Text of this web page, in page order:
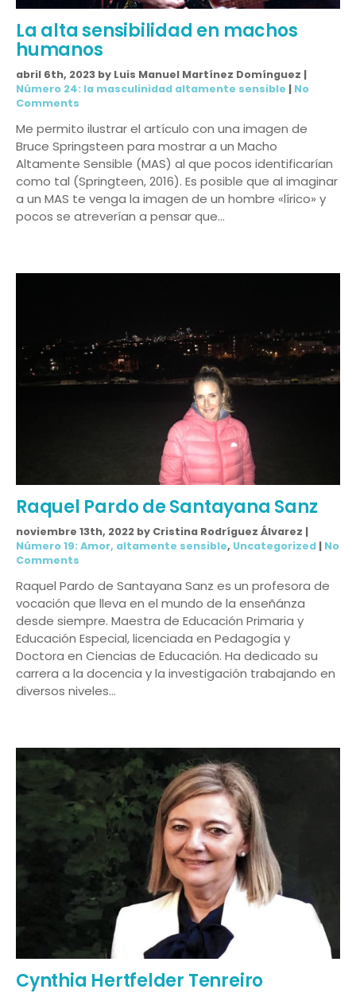
La alta sensibilidad en machos
humanos
abril 6th, 2023 by Luis Manuel Martínez Domínguez |
Número 24: la masculinidad altamente sensible | No
Comments
Me permito ilustrar el artículo con una imagen de
Bruce Springsteen para mostrar a un Macho
Altamente Sensible (MAS) al que pocos identificarían
como tal (Springteen, 2016). Es posible que al imaginar
a un MAS te venga la imagen de un hombre «lírico» y
pocos se atreverían a pensar que…
Raquel Pardo de Santayana Sanz
noviembre 13th, 2022 by Cristina Rodríguez Álvarez |
Número 19: Amor, altamente sensible, Uncategorized | No
Comments
Raquel Pardo de Santayana Sanz es un profesora de
vocación que lleva en el mundo de la enseñánza
desde siempre. Maestra de Educación Primaria y
Educación Especial, licenciada en Pedagogía y
Doctora en Ciencias de Educación. Ha dedicado su
carrera a la docencia y la investigación trabajando en
diversos niveles…
Cynthia Hertfelder Tenreiro